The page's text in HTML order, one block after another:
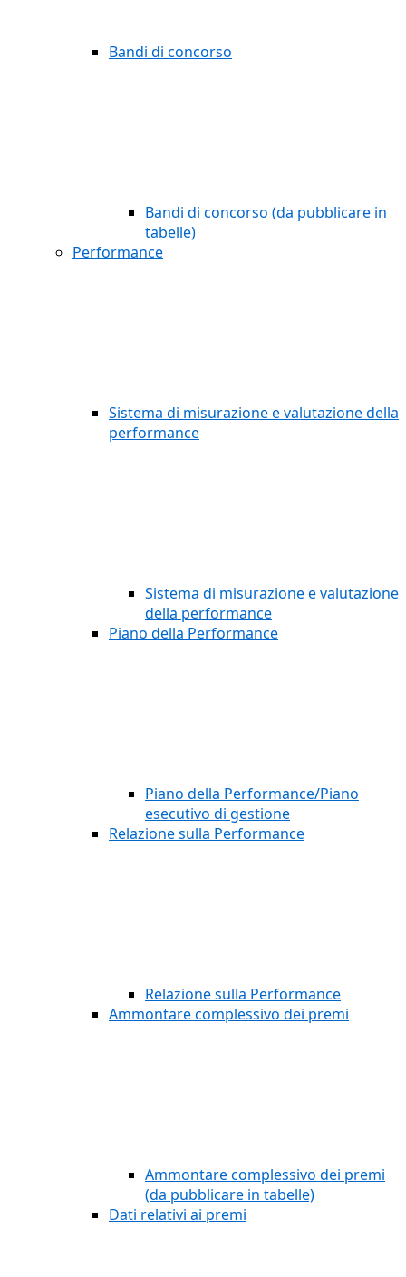
Bandi di concorso
Bandi di concorso (da pubblicare in
tabelle)
Performance
Sistema di misurazione e valutazione della
performance
Sistema di misurazione e valutazione
della performance
Piano della Performance
Piano della Performance/Piano
esecutivo di gestione
Relazione sulla Performance
Relazione sulla Performance
Ammontare complessivo dei premi
Ammontare complessivo dei premi
(da pubblicare in tabelle)
Dati relativi ai premi